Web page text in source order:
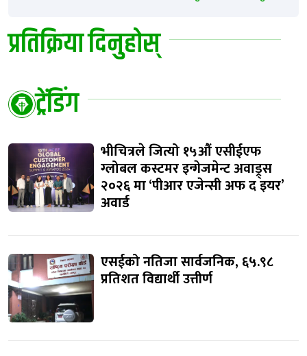
प्रतिक्रिया दिनुहोस्
ट्रेंडिंग
भीचित्रले जित्यो १५औं एसीईएफ
ग्लोबल कस्टमर इन्गेजमेन्ट अवाड्र्स
२०२६ मा ‘पीआर एजेन्सी अफ द इयर’
अवार्ड
एसईको नतिजा सार्वजनिक, ६५.९८
प्रतिशत विद्यार्थी उत्तीर्ण